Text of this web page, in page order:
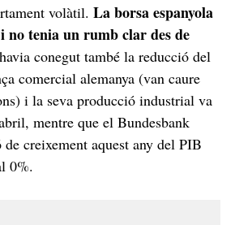
volàtil. La borsa espanyola
no tenia un rumb clar des de
conegut també la reducció del
comercial alemanya (van caure
i la seva producció industrial va
mentre que el Bundesbank
creixement aquest any del PIB
0%.